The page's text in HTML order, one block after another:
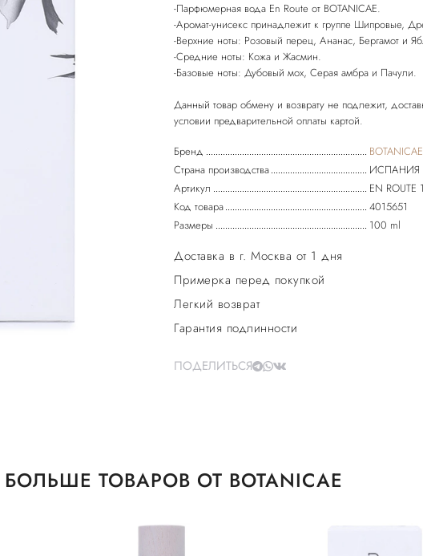
-Парфюмерная вода En Route от BOTANICAE.
-Аромат-унисекс принадлежит к группе Шипровые,
-Верхние ноты: Розовый перец, Ананас, Бергамот и
-Средние ноты: Кожа и Жасмин.
-Базовые ноты: Дубовый мох, Серая амбра и Пачули.
Данный товар обмену и возврату не подлежит,
Бренд
BOTANICAE
Страна производства
ИСПАНИЯ
Артикул
EN ROUTE
Код товара
4015651
Размеры
100 ml
Доставка в г. Москва от 1 дня
Примерка перед покупкой
Легкий возврат
Гарантия подлинности
ПОДЕЛИТЬСЯ
БОЛЬШЕ ТОВАРОВ ОТ BOTANICAE